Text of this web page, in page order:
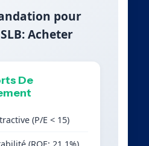
pour
Acheter
De
(P/E < 15)